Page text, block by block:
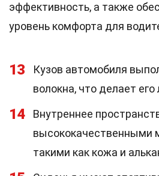
эффективность, а также
уровень комфорта для
13
Кузов автомобиля
волокна, что делает
14
Внутреннее
высококачественными
такими как кожа и